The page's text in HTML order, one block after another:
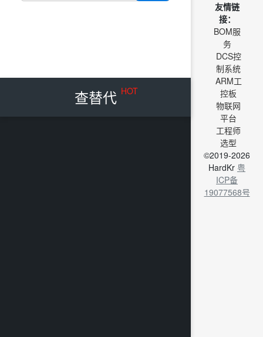
查替代 HOT
友情链
接：
BOM服
务
DCS控
制系统
ARM工
控板
物联网
平台
工程师
选型
©2019-2026
HardKr 粤
ICP备
19077568号